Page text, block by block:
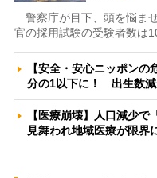
警察庁が目下、頭を悩ま
官の採用試験の受験者数は
【安全・安心ニッポン
分の1以下に！ 出生数
【医療崩壊】人口減少
見舞われ地域医療が限